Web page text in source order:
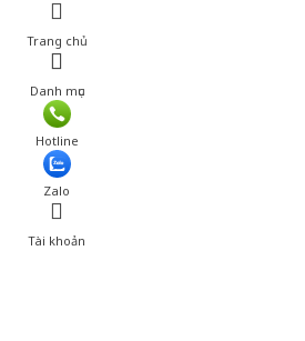
Trang chủ
Danh mục
Hotline
Zalo
Tài khoản